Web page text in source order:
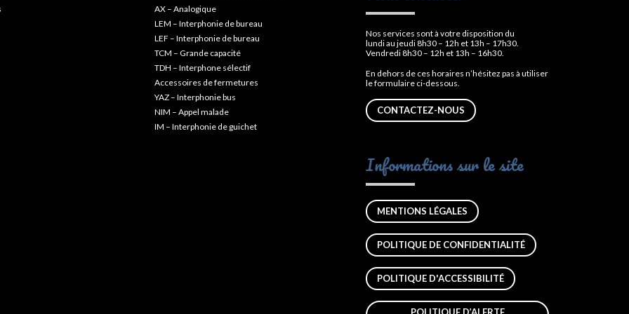
AX – Analogique
LEM – Interphonie de bureau
LEF – Interphonie de bureau
TCM – Grande capacité
TDH – Interphone sélectif
Accessoires de fermetures
YAZ – Interphonie bus
NIM – Appel malade
IM – Interphonie de guichet
Nos services sont à votre disposition du
lundi au jeudi 8h30 – 12h et 13h – 17h30.
Vendredi 8h30 – 12h et 13h – 16h30.
En dehors de ces horaires n’hésitez pas à utiliser
le formulaire ci-dessous.
CONTACTEZ-NOUS
Informations sur le site
MENTIONS LÉGALES
POLITIQUE DE CONFIDENTIALITÉ
POLITIQUE D'ACCESSIBILITÉ